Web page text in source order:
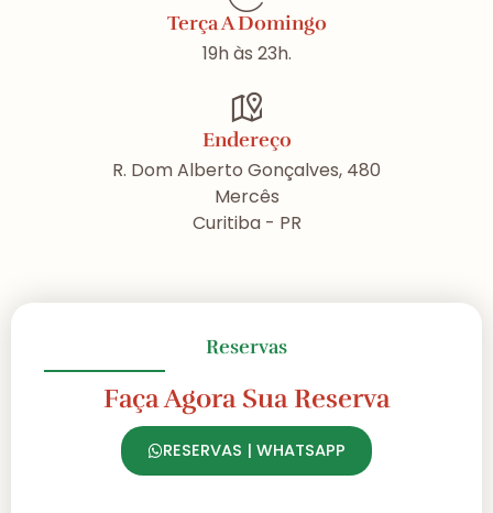
Terça A Domingo
19h às 23h.
Endereço
R. Dom Alberto Gonçalves, 480
Mercês
Curitiba - PR
Reservas
Faça Agora Sua Reserva
RESERVAS | WHATSAPP